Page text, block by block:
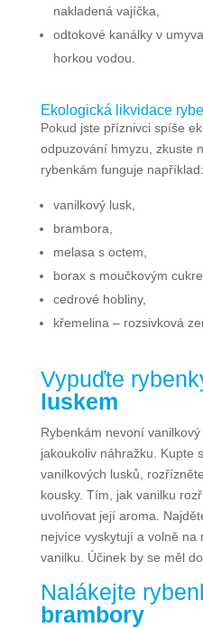
nakladená vajíčka,
odtokové kanálky v
horkou vodou.
Ekologická likvidace
Pokud jste příznivci spíše
odpuzování hmyzu, zkuste
rybenkám funguje například:
vanilkový lusk,
brambora,
melasa s octem,
borax s moučkovým
cedrové hobliny,
křemelina – rozsivková
Vypuďte
luskem
Rybenkám nevoní
jakoukoliv náhražku. Kupte
vanilkových lusků,
kousky. Tím, jak vanilku
uvolňovat její aroma.
nejvíce vyskytují a volně na
vanilku. Účinek by se měl
Nalákejte
brambory